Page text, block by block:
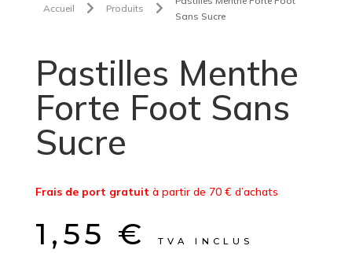
Accueil  Produits 
Sans Sucre
Pastilles Menthe
Forte Foot Sans
Sucre
Frais de port gratuit à partir de 70 € d’achats
1,55 € TVA INCLUS